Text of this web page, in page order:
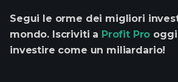
Segui le orme dei migliori
mondo. Iscriviti a Profit Pro
investire come un miliardario!